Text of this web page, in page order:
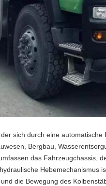
sich durch eine
Bergbau,
das Fahrzeugchassis,
Hebemechanismus
die Bewegung des